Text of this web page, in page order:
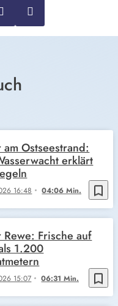
bookmark_border
16:48 04:06 Min.
am Ostseestrand:
erklärt
bookmark_border
15:07 06:31 Min.
Rewe: Frische auf
1.200